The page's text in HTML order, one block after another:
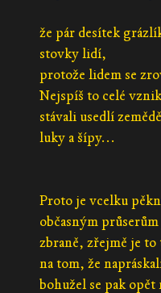
že pár desítek
stovky lidí,
protože lidem se
Nejspíš to celé
stávali usedlí
luky a šípy...
Proto je vcelku
občasným
zbraně, zřejmě je to
na tom, že
bohužel se pak